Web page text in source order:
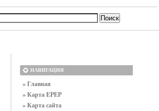
НАВИГАЦИЯ
» Главная
» Карта EPEP
» Карта сайта